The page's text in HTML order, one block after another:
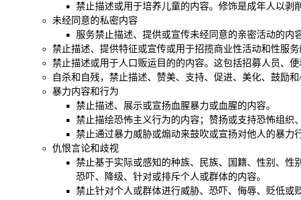
禁止描述或用于培养儿童的内容。修饰是成年人以剥
未经同意的私密内容
服务禁止描述、提供或宣传未经同意的亲密活动的内容
禁止描述、提供特征或宣传或用于招揽商业性活动和性服
禁止描述或用于人口贩运目的的内容。这包括招募人员、
自杀和自残，禁止描述、赞美、支持、促进、美化、鼓励和
暴力内容和行为
禁止描述、展示或宣扬血腥暴力或血腥的内容。
禁止描绘恐怖主义行为的内容；赞扬或支持恐怖组织
禁止通过暴力威胁或煽动来鼓吹或宣扬对他人的暴力
仇恨言论和歧视
禁止基于实际或感知的种族、民族、国籍、性别、性
恐吓、降级、针对或排斥个人或群体的内容。
禁止针对个人或群体进行威胁、恐吓、侮辱、贬低或